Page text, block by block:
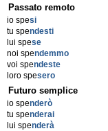
Passato remoto
io spesi
tu spendesti
lui spese
noi spendemmo
voi spendeste
loro spesero
Futuro semplice
io spenderò
tu spenderai
lui spenderà